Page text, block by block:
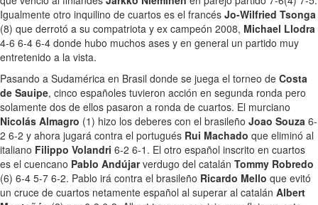
Igualmente otro inquilino de cuartos es el francés Jo-Wilfried Tsonga
(8) que derrotó a su compatriota y ex campeón 2008, Michael Llodra
4-6 6-4 6-4 donde hubo muchos ases y en general un partido muy
entretenido a la vista.
Pasando a Sudamérica en Brasil donde se juega el torneo de Costa
de Sauipe, cinco españoles tuvieron acción en segunda ronda pero
solamente dos de ellos pasaron a ronda de cuartos. El murciano
Nicolás Almagro (1) hizo los deberes con el brasileño Joao Souza 6-
2 6-2 y ahora jugará contra el portugués Rui Machado que eliminó al
italiano Filippo Volandri 6-2 6-1. El otro español inscrito en cuartos
es el cuencano Pablo Andújarverdugo del catalán Tommy Robredo
(6) 6-4 5-7 6-2. Pablo irá contra el brasileño Ricardo Mello que evitó
un cruce de cuartos netamente español al superar al catalán Albert